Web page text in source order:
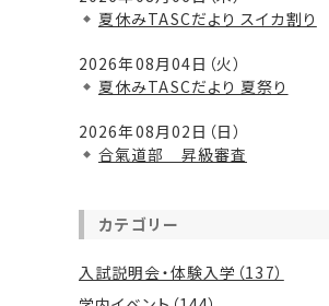
夏休みTASCだより スイカ割り
2026年08月04日（火）
夏休みTASCだより 夏祭り
2026年08月02日（日）
合氣道部 昇級審査
カテゴリー
入試説明会・体験入学（137）